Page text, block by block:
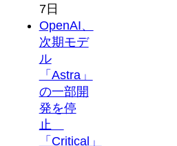
7日
OpenAI、
次期モデ
ル
「Astra」
の一部開
発を停
止
「Critical」